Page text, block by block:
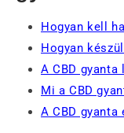
Hogyan kell
Hogyan
A CBD
Mi a CBD
A CBD gyanta